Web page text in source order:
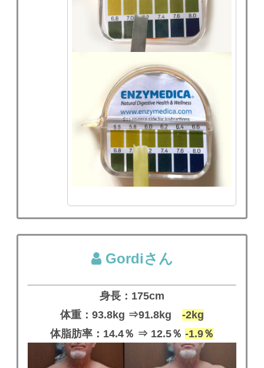
Gordiさん
身長：175cm
体重：93.8kg ⇒91.8kg -2kg
体脂肪率：14.4％ ⇒ 12.5％ -1.9％